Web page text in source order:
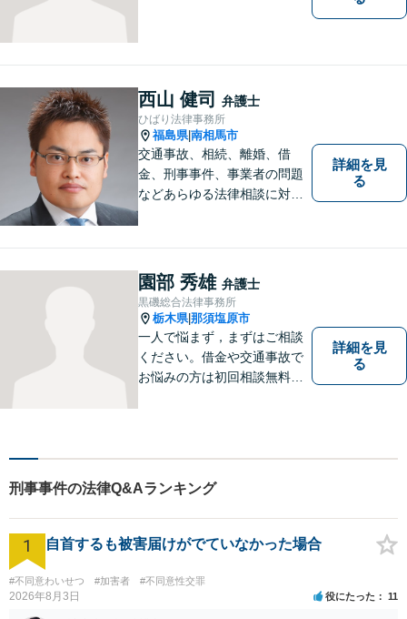
西山 健司 弁護士
ひばり法律事務所
福島県|南相馬市
交通事故、相続、離婚、借
金、刑事事件、事業者の問題
などあらゆる法律相談に対応
守ることが第一です。 お困り
ごとがありましたら、まずは
ご相談ください。
詳細を見
る
園部 秀雄 弁護士
黒磯総合法律事務所
栃木県|那須塩原市
一人で悩まず，まずはご相談
ください。借金や交通事故で
お悩みの方は初回相談無料で
詳細を見
る
刑事事件の法律Q&Aランキング
1 自首するも被害届けがでていなかった場合
#不同意わいせつ #加害者 #不同意性交罪
2026年8月3日 役にたった 11